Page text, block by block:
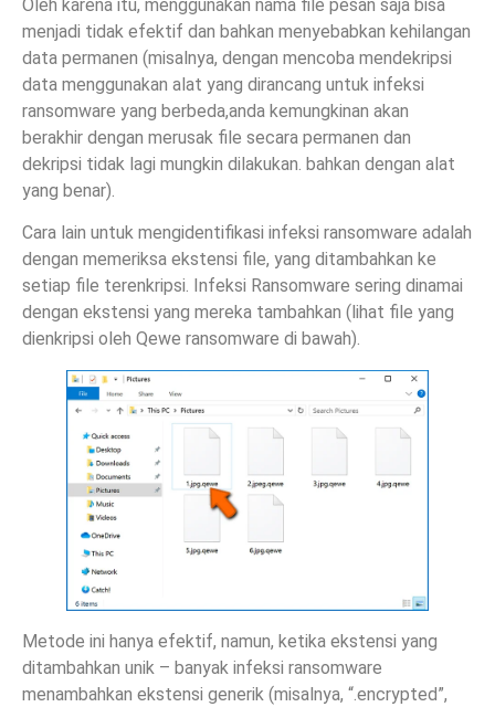
Oleh karena itu, menggunakan nama file pesan saja bisa
menjadi tidak efektif dan bahkan menyebabkan kehilangan
data permanen (misalnya, dengan mencoba mendekripsi
data menggunakan alat yang dirancang untuk infeksi
ransomware yang berbeda,anda kemungkinan akan
berakhir dengan merusak file secara permanen dan
dekripsi tidak lagi mungkin dilakukan. bahkan dengan alat
yang benar).
Cara lain untuk mengidentifikasi infeksi ransomware adalah
dengan memeriksa ekstensi file, yang ditambahkan ke
setiap file terenkripsi. Infeksi Ransomware sering dinamai
dengan ekstensi yang mereka tambahkan (lihat file yang
dienkripsi oleh Qewe ransomware di bawah).
Metode ini hanya efektif, namun, ketika ekstensi yang
ditambahkan unik – banyak infeksi ransomware
menambahkan ekstensi generik (misalnya, “.encrypted”,